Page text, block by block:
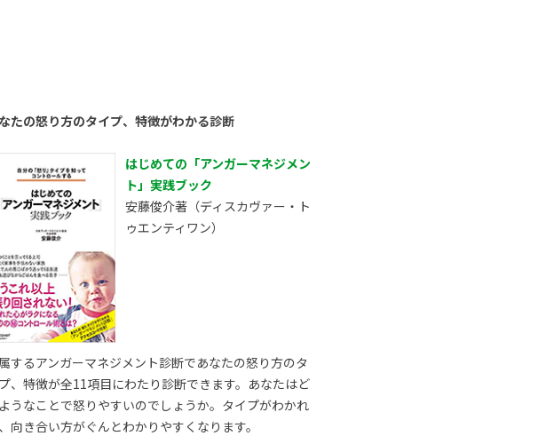
たの怒り方のタイプ、特徴がわかる診断
はじめての「アンガーマネジメン
ト」実践ブック
安藤俊介著（ディスカヴァー・ト
ゥエンティワン）
するアンガーマネジメント診断であなたの怒り方のタ
、特徴が全11項目にわたり診断できます。あなたはど
うなことで怒りやすいのでしょうか。タイプがわかれ
向き合い方がぐんとわかりやすくなります。